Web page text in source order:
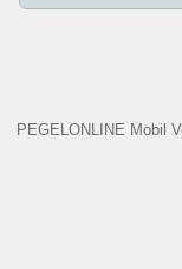
PEGELONLINE Mobil